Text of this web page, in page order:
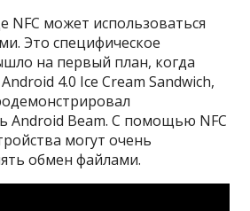
NFC может использоваться
Это специфическое
на первый план, когда
4.0 Ice Cream Sandwich,
Android Beam. С помощью NFC
могут очень
обмен файлами.